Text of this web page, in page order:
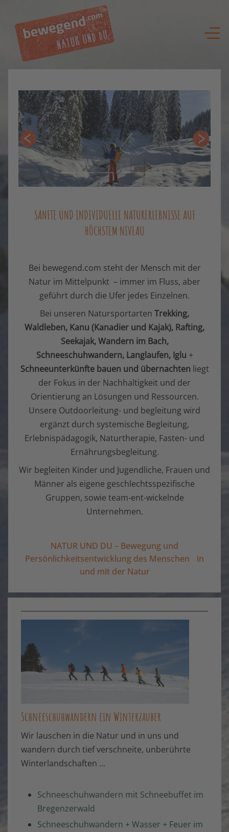
Zurück Weiter
SANFTE UND INDIVIDUELLE NATURERLEBNISSE AUF
HÖCHSTEM NIVEAU
Bei bewegend.com steht der Mensch mit der
Natur im Mittelpunkt – immer im Fluss, aber
geführt durch die Ufer jedes Einzelnen.
Bei unseren Natursportarten Trekking,
Waldleben, Kanu (Kanadier und Kajak), Rafting,
Seekajak, Wandern im Bach,
Schneeschuhwandern, Langlaufen, Iglu +
Schneeunterkünftebauen und übernachten liegt
der Fokus in der Nachhaltigkeit und der
Orientierung an Lösungen und Ressourcen.
Unsere Outdoorleitung- und begleitungwird
ergänzt durch systemische Begleitung,
Erlebnispädagogik, Naturtherapie, Fasten- und
Ernährungsbegleitung.
Wir begleiten Kinder und Jugendliche, Frauen und
Männer als eigene geschlechtsspezifische
Gruppen, sowie team-ent-wickelnde
Unternehmen.
NATUR UND DU – Bewegung und
Persönlichkeitsentwicklung des Menschen in
und mit der Natur
Schneeschuhwandern ein Winterzauber
Wir lauschen in die Natur und in uns und
wandern durch tief verschneite, unberührte
Winterlandschaften ...
Schneeschuhwandern mit Schneebuffet im
Bregenzerwald
Schneeschuhwandern + Wasser + Feuer im